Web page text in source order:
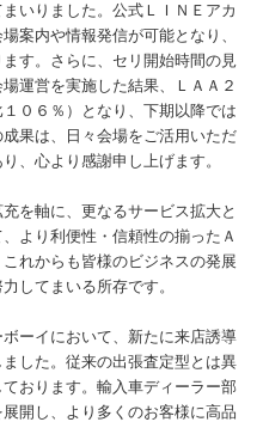
いりました。公式ＬＩＮＥアカ
案内や情報発信が可能となり、
す。さらに、セリ開始時間の見
運営を実施した結果、ＬＡＡ２
０６％）となり、下期以降では
果は、日々会場をご活用いただ
、心より感謝申し上げます。
を軸に、更なるサービス拡大と
より利便性・信頼性の揃ったＡ
れからも皆様のビジネスの発展
してまいる所存です。
ーイにおいて、新たに来店誘導
した。従来の出張査定型とは異
おります。輸入車ディーラー部
開し、より多くのお客様に高品